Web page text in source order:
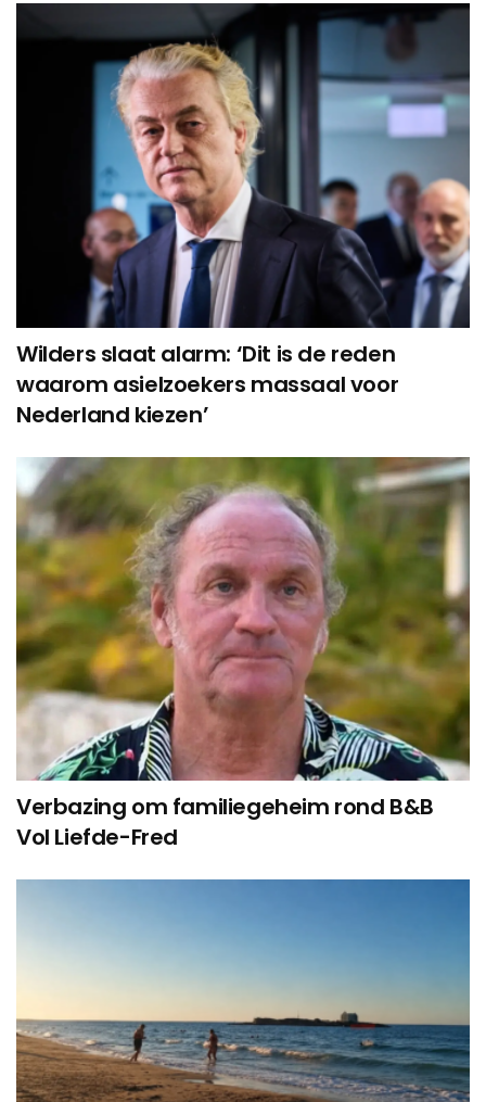
Wilders slaat alarm: ‘Dit is de reden
waarom asielzoekers massaal voor
Nederland kiezen’
Verbazing om familiegeheim rond B&B
Vol Liefde-Fred